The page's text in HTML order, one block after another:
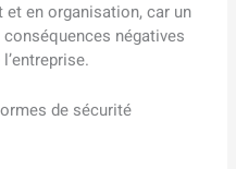
en organisation, car un
négatives
de sécurité